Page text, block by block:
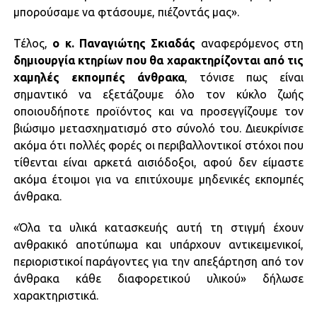
μπορούσαμε να φτάσουμε, πιέζοντάς μας».
Τέλος, ο κ. Παναγιώτης Σκιαδάς αναφερόμενος στη
δημιουργία κτηρίων που θα χαρακτηρίζονται από τις
χαμηλές εκπομπές άνθρακα, τόνισε πως είναι
σημαντικό να εξετάζουμε όλο τον κύκλο ζωής
οποιουδήποτε προϊόντος και να προσεγγίζουμε τον
βιώσιμο μετασχηματισμό στο σύνολό του. Διευκρίνισε
ακόμα ότι πολλές φορές οι περιβαλλοντικοί στόχοι που
τίθενται είναι αρκετά αισιόδοξοι, αφού δεν είμαστε
ακόμα έτοιμοι για να επιτύχουμε μηδενικές εκπομπές
άνθρακα.
«Όλα τα υλικά κατασκευής αυτή τη στιγμή έχουν
ανθρακικό αποτύπωμα και υπάρχουν αντικειμενικοί,
περιοριστικοί παράγοντες για την απεξάρτηση από τον
άνθρακα κάθε διαφορετικού υλικού» δήλωσε
χαρακτηριστικά.